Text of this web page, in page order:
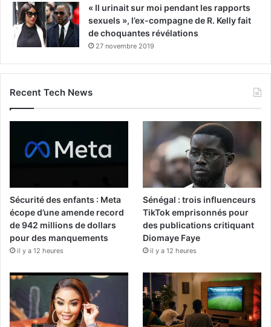
« Il urinait sur moi pendant les rapports
sexuels », l’ex-compagne de R. Kelly fait
de choquantes révélations
27 novembre 2019
Recent Tech News
Sécurité des enfants : Meta
écope d’une amende record
de 942 millions de dollars
pour des manquements
il y a 12 heures
Sénégal : trois influenceurs
TikTok emprisonnés pour
des publications critiquant
Diomaye Faye
il y a 12 heures